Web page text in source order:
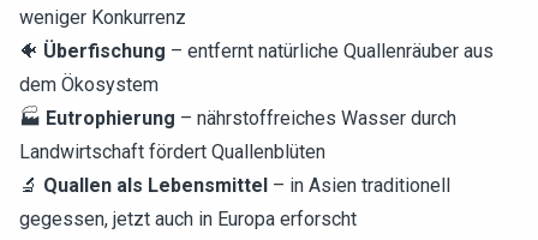
weniger Konkurrenz
🐠 Überfischung – entfernt natürliche Quallenräuber aus
dem Ökosystem
🏭 Eutrophierung – nährstoffreiches Wasser durch
Landwirtschaft fördert Quallenblüten
🔬 Quallen als Lebensmittel – in Asien traditionell
gegessen, jetzt auch in Europa erforscht